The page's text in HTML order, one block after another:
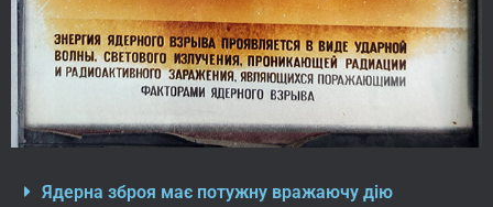
Ядерна зброя має потужну вражаючу дію